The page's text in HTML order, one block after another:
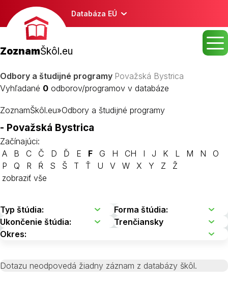
Databáza EÚ
ZoznamŠkôl.eu
Odbory a študijné programy Považská Bystrica
Vyhľadané 0 odborov/programov v databáze
ZoznamŠkôl.eu»Odbory a študijné programy
- Považská Bystrica
Začínajúci:
A
B C Č D Ď E F G H CH I J K L M N
O
P
Q R Ŕ S Š T Ť U V W X Y Z
Ž
zobraziť vše
Dotazu neodpovedá žiadny záznam z databázy škôl.